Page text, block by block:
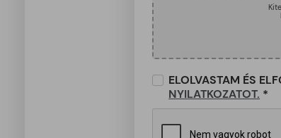
ELOLVASTAM ÉS
NYILATKOZATOT. *